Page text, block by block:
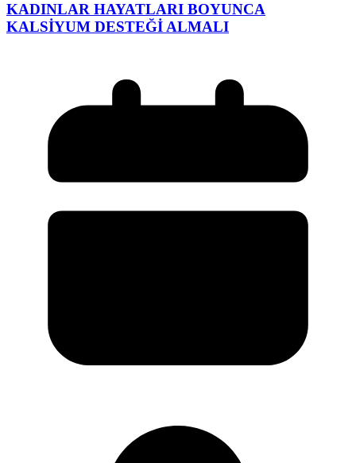
KADINLAR HAYATLARI BOYUNCA
KALSİYUM DESTEĞİ ALMALI